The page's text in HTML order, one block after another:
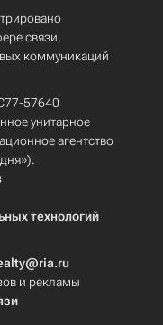
связи,
коммуникаций
57640
унитарное
агентство
технологий
и рекламы